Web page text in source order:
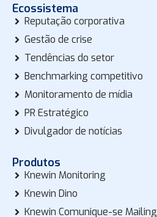
Ecossistema
Reputação corporativa
Gestão de crise
Tendências do setor
Benchmarking competitivo
Monitoramento de mídia
PR Estratégico
Divulgador de notícias
Produtos
Knewin Monitoring
Knewin Dino
Knewin Comunique-se Mailing